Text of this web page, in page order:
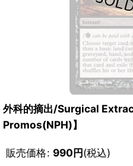
外科的摘出/Surgical
Promos(NPH)】
販売価格: 990円(税込)